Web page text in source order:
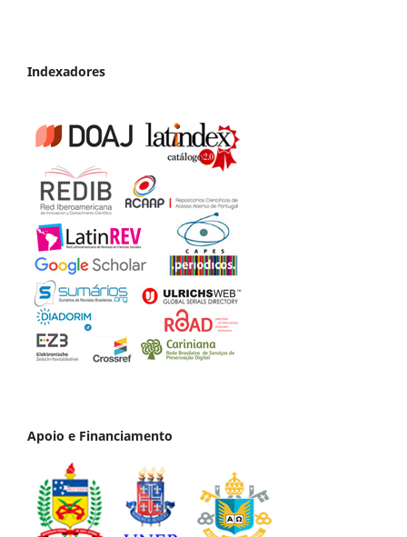
Indexadores
Apoio e Financiamento